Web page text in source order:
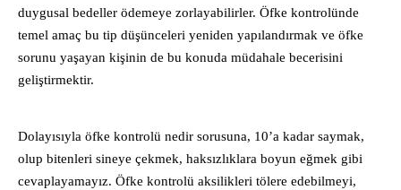
duygusal bedeller ödemeye zorlayabilirler. Öfke kontrolünde
temel amaç bu tip düşünceleri yeniden yapılandırmak ve öfke
sorunu yaşayan kişinin de bu konuda müdahale becerisini
geliştirmektir.
Dolayısıyla öfke kontrolü nedir sorusuna, 10’a kadar saymak,
olup bitenleri sineye çekmek, haksızlıklara boyun eğmek gibi
cevaplayamayız. Öfke kontrolü aksilikleri tölere edebilmeyi,